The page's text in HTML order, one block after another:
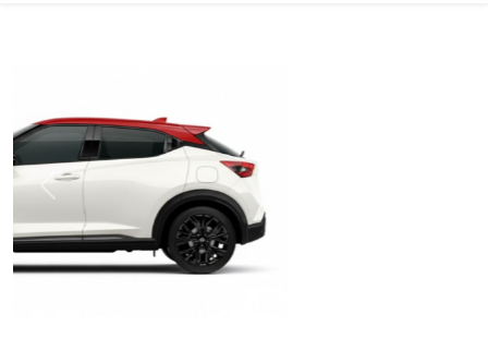
Anterior